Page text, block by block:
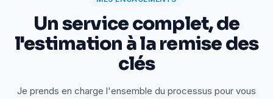
Un service complet, de
l'estimation à la remise des
clés
Je prends en charge l'ensemble du processus pour vous